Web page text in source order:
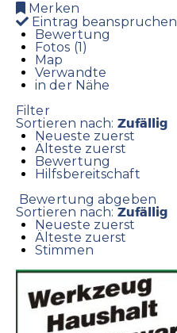
Merken
Eintrag beanspruchen
Bewertung
Fotos (1)
Map
Verwandte
in der Nähe
Filter
Sortieren nach: Zufällig
Neueste zuerst
Älteste zuerst
Bewertung
Hilfsbereitschaft
Bewertung abgeben
Sortieren nach: Zufällig
Neueste zuerst
Älteste zuerst
Stimmen